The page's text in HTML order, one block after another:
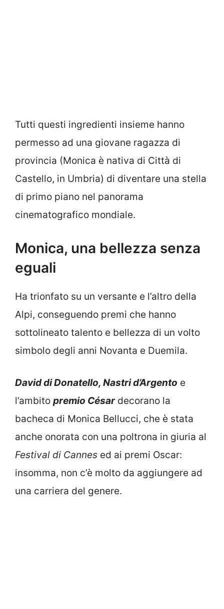
Tutti questi ingredienti insieme hanno
permesso ad una giovane ragazza di
provincia (Monica è nativa di Città di
Castello, in Umbria) di diventare una stella
di primo piano nel panorama
cinematografico mondiale.
Monica, una bellezza senza
eguali
Ha trionfato su un versante e l’altro della
Alpi, conseguendo premi che hanno
sottolineato talento e bellezza di un volto
simbolo degli anni Novanta e Duemila.
David di Donatello, Nastri d’Argento e
l’ambito premio Césardecorano la
bacheca di Monica Bellucci, che è stata
anche onorata con una poltrona in giuria al
Festival di Cannes ed ai premi Oscar:
insomma, non c’è molto da aggiungere ad
una carriera del genere.